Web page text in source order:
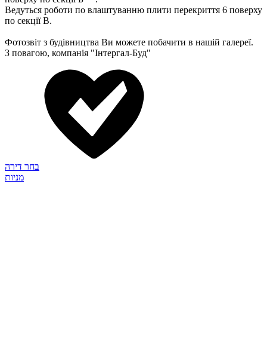
Ведуться роботи по влаштуванню плити перекриття 6 поверху
по секції В.
Фотозвіт з будівництва Ви можете побачити в нашій галереї.
З повагою, компанія "Інтергал-Буд"
בחר דירה
מניות